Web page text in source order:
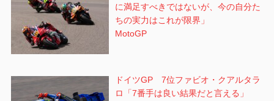
に満足すべきではないが、今の自分た
ちの実力はこれが限界」
MotoGP
ドイツGP 7位ファビオ・クアルタラ
ロ「7番手は良い結果だと言える」